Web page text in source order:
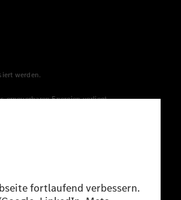
werden.
erneuerbaren Energien vorliegt,
beziehen sich auf den
sondern auch vom Fahrstil und